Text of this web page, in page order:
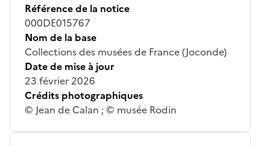
Référence de la notice
000DE015767
Nom de la base
Collections des musées de France (Joconde)
Date de mise à jour
23 février 2026
Crédits photographiques
© Jean de Calan ; © musée Rodin